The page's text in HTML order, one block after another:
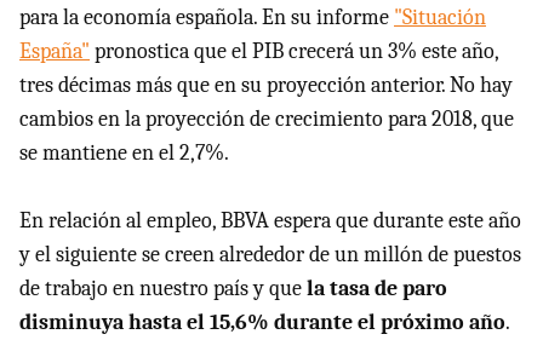
para la economía española. En su informe "Situación
España" pronostica que el PIB crecerá un 3% este año,
tres décimas más que en su proyección anterior. No hay
cambios en la proyección de crecimiento para 2018, que
se mantiene en el 2,7%.
En relación al empleo, BBVA espera que durante este año
y el siguiente se creen alrededor de un millón de puestos
de trabajo en nuestro país y quela tasa de paro
disminuya hasta el 15,6% durante el próximo año.